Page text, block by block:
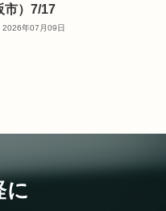
市）7/17
2026年07月09日
に